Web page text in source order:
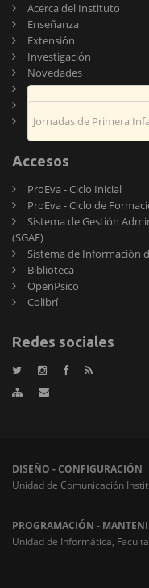
Acerca del Instituto
Enseñanza
Extensión
Investigación
Novedades
Publicaciones
Encuentro de
Jornadas de Primera
Accesos
ProEva - Ciclo Inicial
ProEva - Ciclo de
Sistema de Gestión
(SGAE)
Sistema de Información
Biblioteca
OpenPsico
Colibrí
Redes sociales
DISEÑO - CONFIGURACIÓN
Unidad de Comunicación
PROGRAMACIÓN -
Unidad de Informática,